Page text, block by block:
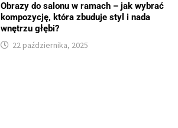
Obrazy do salonu w ramach – jak wybrać
kompozycję, która zbuduje styl i nada
wnętrzu głębi?
22 października, 2025